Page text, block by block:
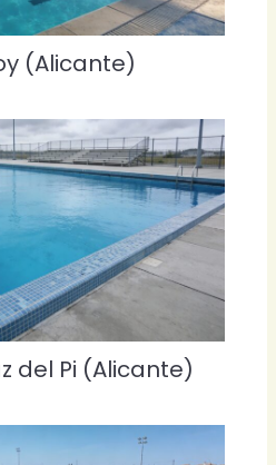
(Alicante)
del Pi (Alicante)